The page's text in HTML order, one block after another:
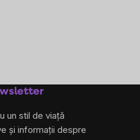
un stil de viață
și informații despre